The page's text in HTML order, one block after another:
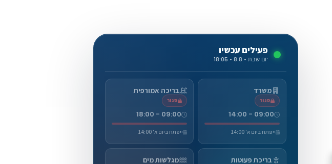
פעילים עכשיו
יום שבת • 8.8 • 18:05
משרד
סגור
09:00 - 14:00
ייפתח ביום א' 14:00
בריכה אמורפית
סגור
09:00 - 18:00
ייפתח ביום א' 14:00
בריכת פעוטות מגלשות מים